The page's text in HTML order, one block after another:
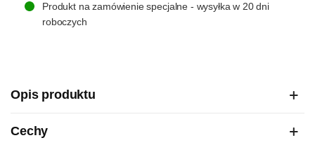
Produkt na zamówienie specjalne - wysyłka w 20 dni
roboczych
Opis produktu
Cechy